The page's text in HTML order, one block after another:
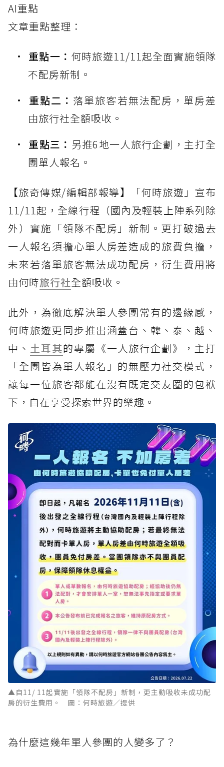
AI重點
文章重點整理：
重點一： 何時旅遊11/11起全面實施領隊
不配房新制。
重點二： 落單旅客若無法配房，單房差
由旅行社全額吸收。
重點三： 另推6地一人旅行企劃，主打全
團單人報名。
【旅奇傳媒/編輯部報導】「何時旅遊」宣布
11/11起，全線行程（國內及輕裝上陣系列除
外）實施「領隊不配房」新制。更打破過去
一人報名須擔心單人房差造成的旅費負擔，
未來若落單旅客無法成功配房，衍生費用將
由何時旅行社全額吸收。
此外，為徹底解決單人參團常有的邊緣感，
何時旅遊更同步推出涵蓋台、韓、泰、越、
中、 土耳其的專屬《一人旅行企劃》，主打
「全團皆為單人報名」的無壓力社交模式，
讓每一位旅客都能在沒有既定交友圈的包袱
下，自在享受探索世界的樂趣。
▲自11/ 11起實施「領隊不配房」新制，更主動吸收未成功配
房的衍生費用。 圖：何時旅遊／提供
為什麼這幾年單人參團的人變多了？